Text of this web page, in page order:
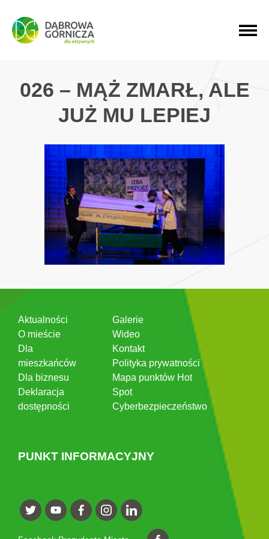
PRZEJDŹ DO MENU GŁÓWNEGO
PRZEJDŹ DO WYSZUKIWARKI
PRZEJDŹ DO TREŚCI
026 – MĄŻ ZMARŁ, ALE
JUŻ MU LEPIEJ
Aktualności
O mieście
Dla
mieszkańców
Dla biznesu
Deklaracja
dostępności
Galerie
Wideo
Kontakt
Polityka prywatności
Mapa punktów Hot
Spot
Cyberbezpieczeństwo
PUNKT INFORMACYJNY